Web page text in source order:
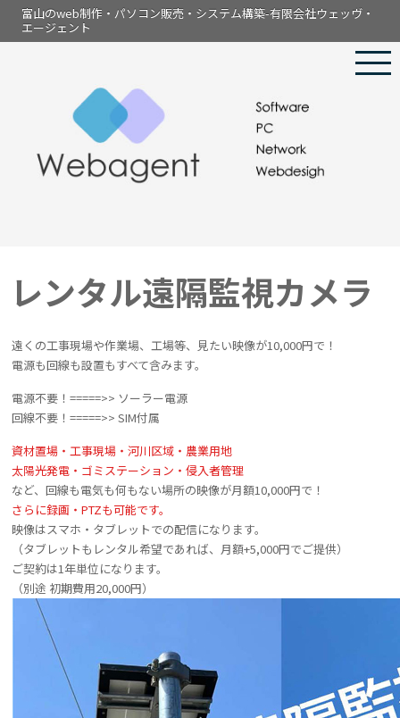
富山のweb制作・パソコン販売・システム構築-有限会社ウェッヴ・
エージェント
レンタル遠隔監視カメラ
遠くの工事現場や作業場、工場等、見たい映像が10,000円で！
電源も回線も設置もすべて含みます。
電源不要！=====>> ソーラー電源
回線不要！=====>> SIM付属
資材置場・工事現場・河川区域・農業用地
太陽光発電・ゴミステーション・侵入者管理
など、回線も電気も何もない場所の映像が月額10,000円で！
さらに録画・PTZも可能です。
映像はスマホ・タブレットでの配信になります。
（タブレットもレンタル希望であれば、月額+5,000円でご提供）
ご契約は1年単位になります。
（別途 初期費用20,000円）